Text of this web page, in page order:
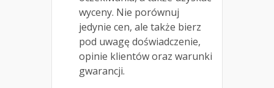
wyceny. Nie porównuj
jedynie cen, ale także bierz
pod uwagę doświadczenie,
opinie klientów oraz warunki
gwarancji.